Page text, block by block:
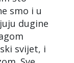
smo i u
dugine
svijet, i